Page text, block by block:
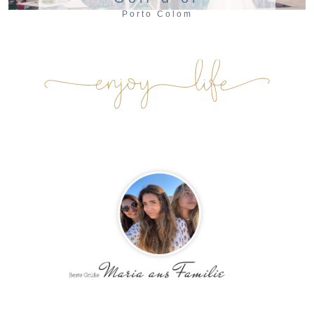
Porto Colom